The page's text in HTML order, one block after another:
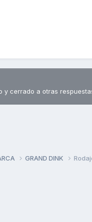
y cerrado a otras
GRAND DINK